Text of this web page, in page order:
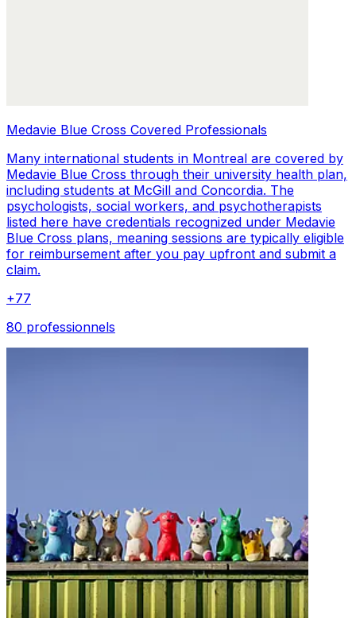
Medavie Blue Cross Covered Professionals
Many international students in Montreal are covered by
Medavie Blue Cross through their university health plan,
including students at McGill and Concordia. The
psychologists, social workers, and psychotherapists
listed here have credentials recognized under Medavie
Blue Cross plans, meaning sessions are typically eligible
for reimbursement after you pay upfront and submit a
claim.
+77
80 professionnels